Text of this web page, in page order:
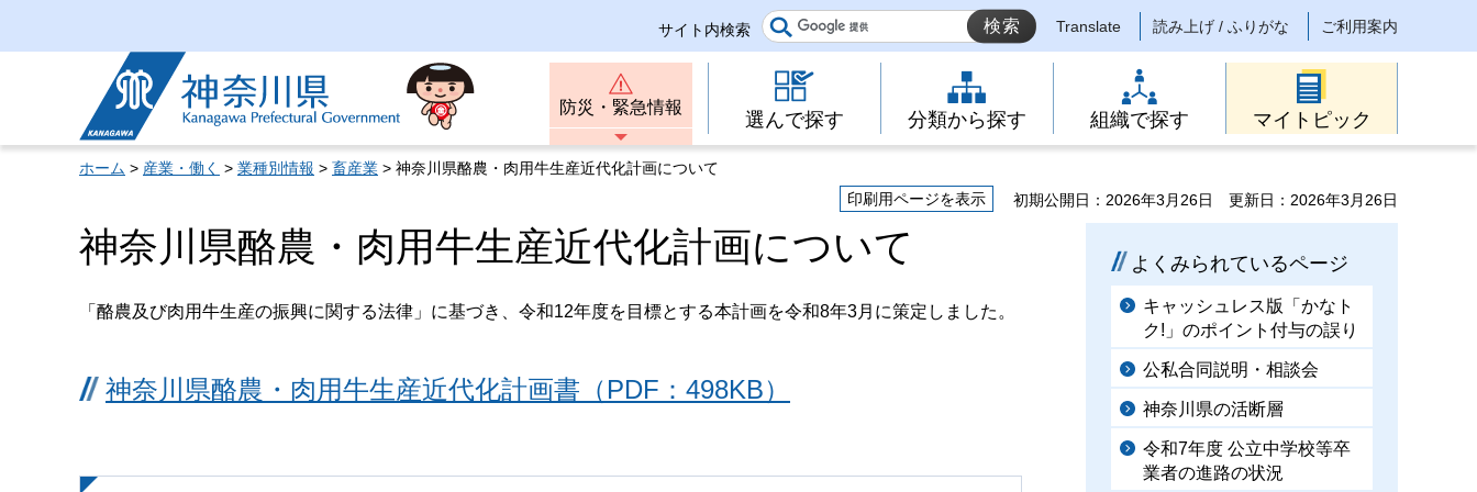
サイト内検索 Translate 読み上げ / ふりがな ご利用案内
神奈川県
防災・緊急情報
選んで探す 分類から探す 組織で探す マイトピック
ホーム > 産業・働く > 業種別情報 > 畜産業 > 神奈川県酪農・肉用牛生産近代化計画について
印刷用ページを表示
初期公開日：2026年3月26日 更新日：2026年3月26日
神奈川県酪農・肉用牛生産近代化計画について
「酪農及び肉用牛生産の振興に関する法律」に基づき、令和12年度を目標とする本計画を令和8年3月に策定しました。
神奈川県酪農・肉用牛生産近代化計画書（PDF：498KB）
よくみられているページ
キャッシュレス版「かなト
ク!」のポイント付与の誤り
公私合同説明・相談会
神奈川県の活断層
令和7年度 公立中学校等卒
業者の進路の状況